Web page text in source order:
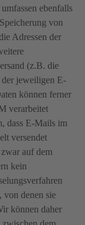
ebenfalls
von
Adressen der
(z.B. die
jeweiligen E-
können ferner
verarbeitet
dass E-Mails im
versendet
auf dem
kein
von denen sie
können daher